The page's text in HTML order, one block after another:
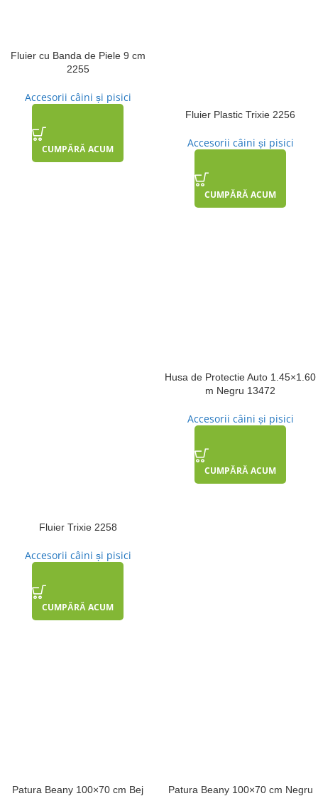
Fluier cu Banda de Piele 9 cm
2255
Accesorii câini și pisici
CUMPĂRĂ ACUM
Fluier Plastic Trixie 2256
Accesorii câini și pisici
CUMPĂRĂ ACUM
Fluier Trixie 2258
Accesorii câini și pisici
CUMPĂRĂ ACUM
Husa de Protectie Auto 1.45×1.60
m Negru 13472
Accesorii câini și pisici
CUMPĂRĂ ACUM
Patura Beany 100×70 cm Bej
Patura Beany 100×70 cm Negru